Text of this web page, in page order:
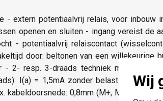
Wij
- extern potentiaalvrij relais, voor
openen en sluiten - ingang vereist de
- potentiaalvrij relaiscontact
door: beltonen van een
- 2- resp. 3-draads techniek mogelijk -
I(a) = 1,5mA zonder belasting -
kabeldoorsnede: 0,8mm (M+, M-, a, b, P-